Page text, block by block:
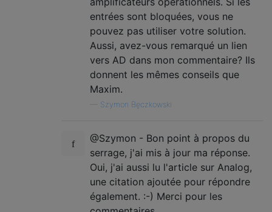
entrées sont bloquées, vous ne
pouvez pas utiliser votre solution.
Aussi, avez-vous remarqué un lien
vers AD dans mon commentaire? Ils
donnent les mêmes conseils que
Maxim.
Szymon Bęczkowski
@Szymon - Bon point à propos du
serrage, j'ai mis à jour ma réponse.
Oui, j'ai aussi lu l'article sur Analog,
une citation ajoutée pour répondre
également. :-) Merci pour les